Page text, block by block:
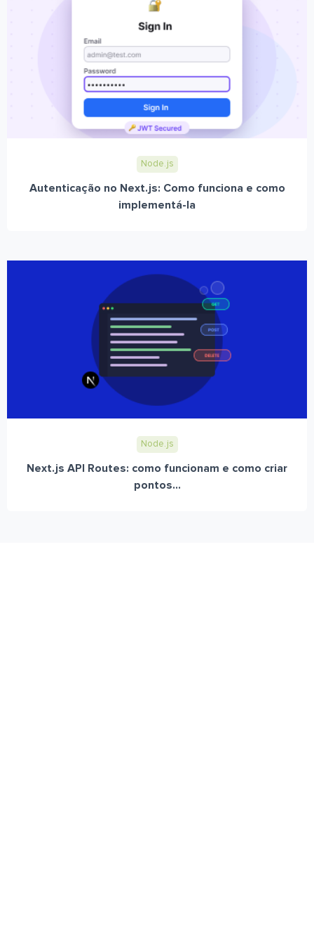
Node.js
Autenticação no Next.js: Como funciona e como
implementá-la
Node.js
Next.js API Routes: como funcionam e como criar
pontos...